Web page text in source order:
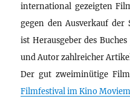
international gezeigten
gegen den Ausverkauf der
ist Herausgeber des
und Autor zahlreicher
Der gut zweiminütige
Filmfestival im Kino